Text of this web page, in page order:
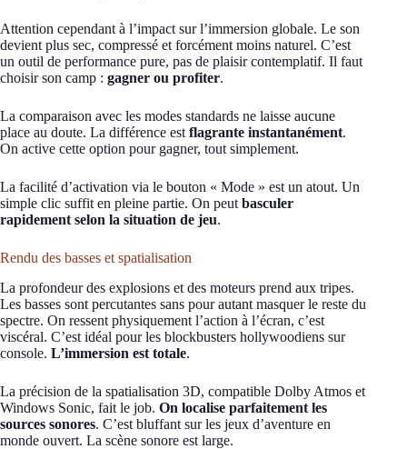
Attention cependant à l’impact sur l’immersion globale. Le son
devient plus sec, compressé et forcément moins naturel. C’est
un outil de performance pure, pas de plaisir contemplatif. Il faut
choisir son camp : gagner ou profiter.
La comparaison avec les modes standards ne laisse aucune
place au doute. La différence est flagrante instantanément.
On active cette option pour gagner, tout simplement.
La facilité d’activation via le bouton « Mode » est un atout. Un
simple clic suffit en pleine partie. On peut basculer
rapidement selon la situation de jeu.
Rendu des basses et spatialisation
La profondeur des explosions et des moteurs prend aux tripes.
Les basses sont percutantes sans pour autant masquer le reste du
spectre. On ressent physiquement l’action à l’écran, c’est
viscéral. C’est idéal pour les blockbusters hollywoodiens sur
console. L’immersion est totale.
La précision de la spatialisation 3D, compatible Dolby Atmos et
Windows Sonic, fait le job. On localise parfaitement les
sources sonores. C’est bluffant sur les jeux d’aventure en
monde ouvert. La scène sonore est large.